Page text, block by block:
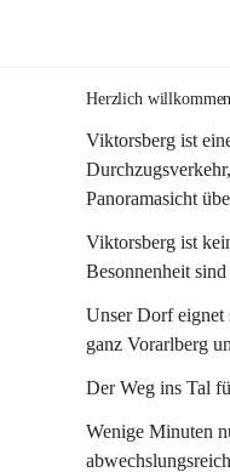
Herzlich
Viktorsberg ist
Panoramasicht
Viktorsberg ist
Besonnenheit
Unser Dorf eignet
ganz Vorarlberg
Der Weg ins Tal
Wenige Minuten